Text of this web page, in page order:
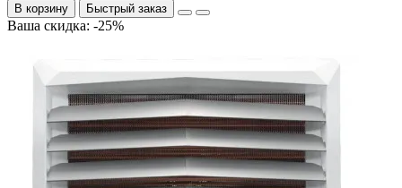
В корзину Быстрый заказ
Ваша скидка: -25%